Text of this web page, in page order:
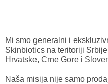
Mi smo generalni i
Skinbiotics na teritoriji
Hrvatske, Crne Gore i
Naša misija nije samo